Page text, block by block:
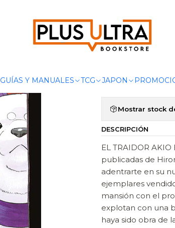
GUÍAS Y MANUALES TCG JAPON
|
Agregar a la
Mostrar stock
DESCRIPCIÓN
EL TRAIDOR AKIO
publicadas de
adentrarte en su
ejemplares
mansión con el
explotan con una
haya sido obra de